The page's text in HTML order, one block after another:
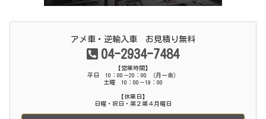
アメ車・逆輸入車 お見積り無料
04-2934-7484
【営業時間】
平日 10：00－20：00 （月ー金）
土曜 10：00－19：00
【休業日】
日曜・祝日・第２第４月曜日